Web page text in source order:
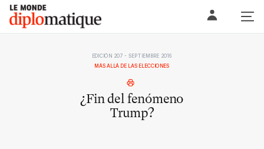
Skip
content
Le monde diplomatique
EDICIÓN 207 - SEPTIEMBRE 2016
MÁS ALLÁ DE LAS ELECCIONES
¿Fin del fenómeno
Trump?